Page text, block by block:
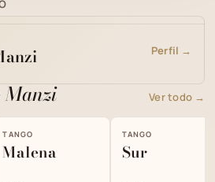
Perfil →
Manzi Ver todo →
TANGO
Malena
TANGO
Sur